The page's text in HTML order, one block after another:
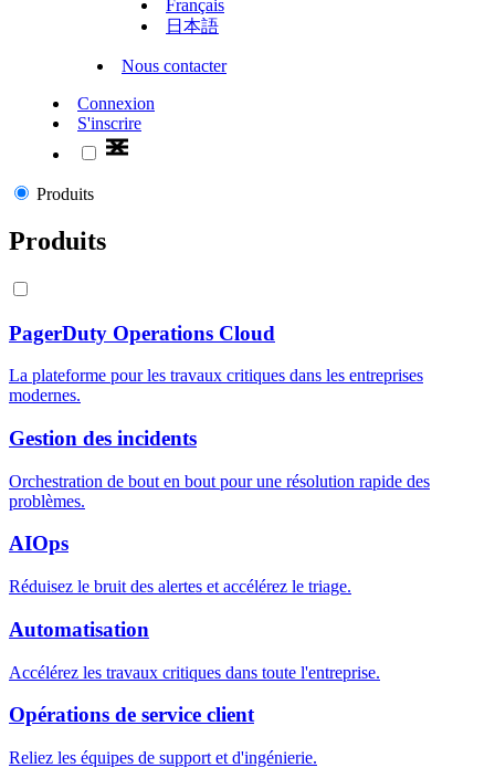
Français
日本語
Nous contacter
Connexion
S'inscrire
Produits
Produits
PagerDuty Operations Cloud
La plateforme pour les travaux critiques dans les entreprises
modernes.
Gestion des incidents
Orchestration de bout en bout pour une résolution rapide des
problèmes.
AIOps
Réduisez le bruit des alertes et accélérez le triage.
Automatisation
Accélérez les travaux critiques dans toute l'entreprise.
Opérations de service client
Reliez les équipes de support et d'ingénierie.